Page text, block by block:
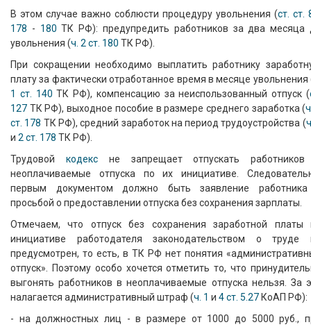
В этом случае важно соблюсти процедуру увольнения (ст. ст.
178 - 180 ТК РФ): предупредить работников за два месяца
увольнения (ч. 2 ст. 180 ТК РФ).
При сокращении необходимо выплатить работнику
плату за фактически отработанное время в месяце увольнения
1 ст. 140 ТК РФ), компенсацию за неиспользованный отпуск (
127 ТК РФ), выходное пособие в размере среднего заработка (
ст. 178 ТК РФ), средний заработок на период трудоустройства (
и 2 ст. 178 ТК РФ).
Трудовой кодексне запрещает отпускать
неоплачиваемые отпуска по их инициативе.
первым документом должно быть заявление
просьбой о предоставлении отпуска без сохранения зарплаты.
Отмечаем, что отпуск без сохранения заработной платы
инициативе работодателя законодательством о труде
предусмотрен, то есть, в ТК РФ нет понятия
отпуск». Поэтому особо хочется отметить то, что
выгонять работников в неоплачиваемые отпуска нельзя. За
налагается административный штраф (ч. 1 и 4 ст. 5.27 КоАП РФ):
- на должностных лиц - в размере от 1000 до 5000 руб.,